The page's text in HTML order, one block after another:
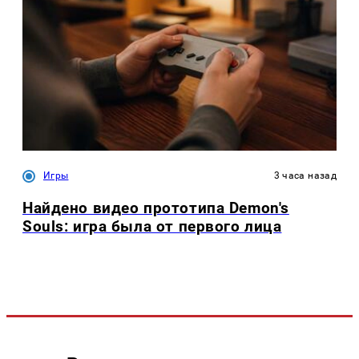
Игры 3 часа назад
Найдено видео прототипа Demon's
Souls: игра была от первого лица